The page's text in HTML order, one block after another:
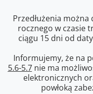
Przedłużenia
rocznego w czasie
ciągu 15 dni od
Informujemy, że na
5.6-5.7nie ma
elektronicznych
powłoką